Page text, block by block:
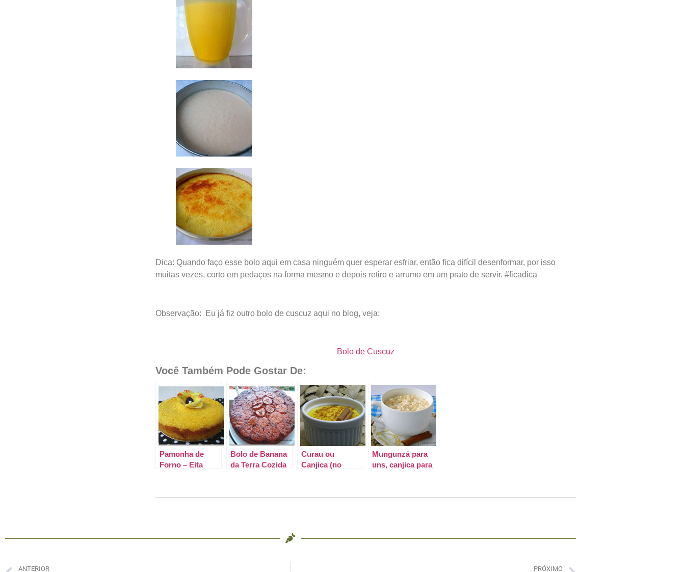
Dica: Quando faço esse bolo aqui em casa ninguém quer esperar esfriar, então fica difícil desenformar, por isso
muitas vezes, corto em pedaços na forma mesmo e depois retiro e arrumo em um prato de servir. #ficadica
Observação: Eu já fiz outro bolo de cuscuz aqui no blog, veja:
Bolo de Cuscuz
Você Também Pode Gostar De:
Pamonha de
Forno – Eita
Bolo de Banana
da Terra Cozida
Curau ou
Canjica (no
Mungunzá para
uns, canjica para
delícia que é.
ANTERIOR PRÓXIMO